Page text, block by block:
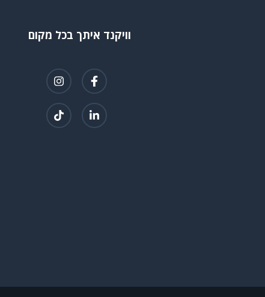
וויקנד איתך בכל מקום